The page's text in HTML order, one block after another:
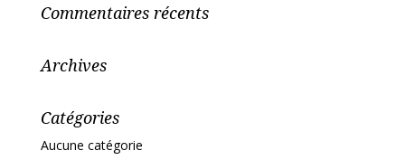
Commentaires récents
Archives
Catégories
Aucune catégorie